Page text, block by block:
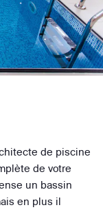
de piscine
de votre
un bassin
en plus il